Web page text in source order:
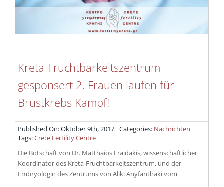
Kreta-Fruchtbarkeitszentrum
gesponsert 2. Frauen laufen für
Brustkrebs Kampf!
Published On: Oktober 9th, 2017 Categories: Nachrichten
Tags:Crete Fertility Centre
Die Botschaft von Dr. Matthaios Fraidakis, wissenschaftlicher
Koordinator des Kreta-Fruchtbarkeitszentrum, und der
Embryologin des Zentrums von Aliki Anyfanthaki vom